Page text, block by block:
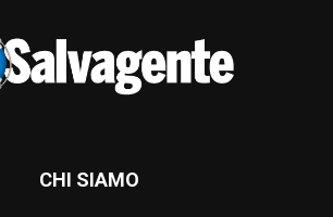
CHI SIAMO